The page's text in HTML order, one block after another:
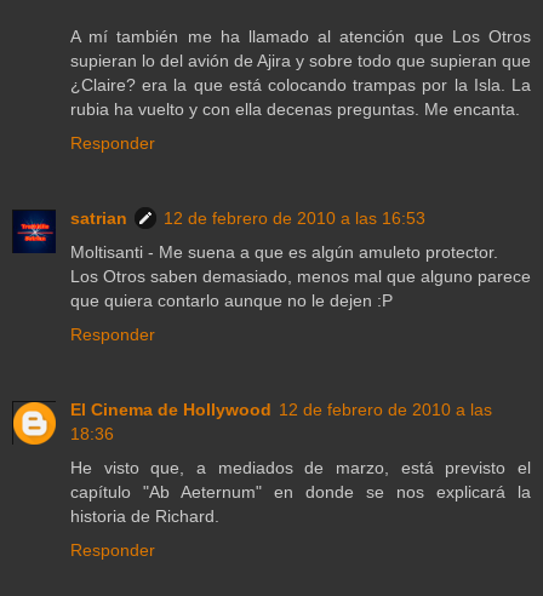
A mí también me ha llamado al atención que Los Otros
supieran lo del avión de Ajira y sobre todo que supieran que
¿Claire? era la que está colocando trampas por la Isla. La
rubia ha vuelto y con ella decenas preguntas. Me encanta.
Responder
satrian
12 de febrero de 2010 a las 16:53
Moltisanti - Me suena a que es algún amuleto protector.
Los Otros saben demasiado, menos mal que alguno parece
que quiera contarlo aunque no le dejen :P
Responder
El Cinema de Hollywood 12 de febrero de 2010 a las
18:36
He visto que, a mediados de marzo, está previsto el
capítulo "Ab Aeternum" en donde se nos explicará la
historia de Richard.
Responder